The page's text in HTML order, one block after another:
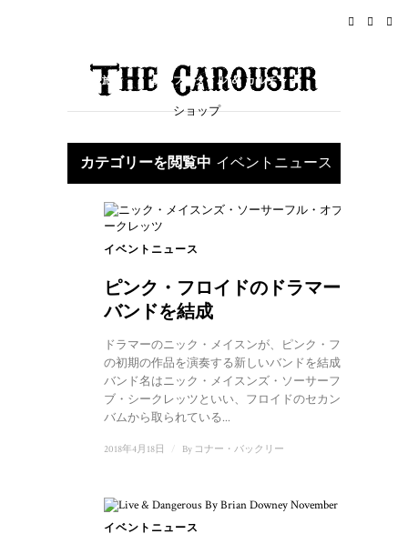
旅行 ライフスタイル & カルチャー
ショップ
カテゴリーを閲覧中 イベントニュース
イベントニュース
ピンク・フロイドのドラマーが新
バンドを結成
ドラマーのニック・メイスンが、ピンク・フロイド
の初期の作品を演奏する新しいバンドを結成する。
バンド名はニック・メイスンズ・ソーサーフル・オ
ブ・シークレッツといい、フロイドのセカンドアル
バムから取られている...
2018年4月18日 By コナー・バックリー
イベントニュース